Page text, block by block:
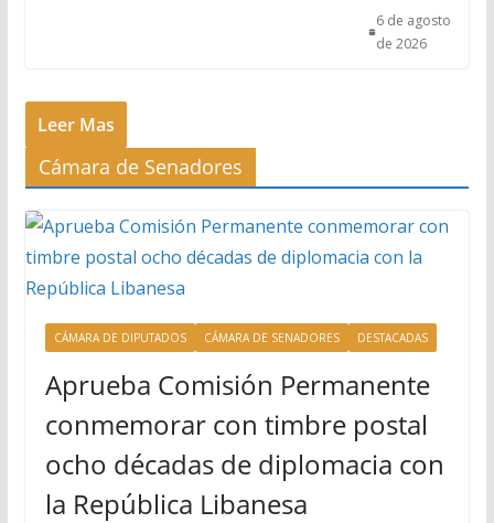
6 de agosto
de 2026
Leer Mas
Cámara de Senadores
CÁMARA DE DIPUTADOS CÁMARA DE SENADORES DESTACADAS
Aprueba Comisión Permanente
conmemorar con timbre postal
ocho décadas de diplomacia con
la República Libanesa